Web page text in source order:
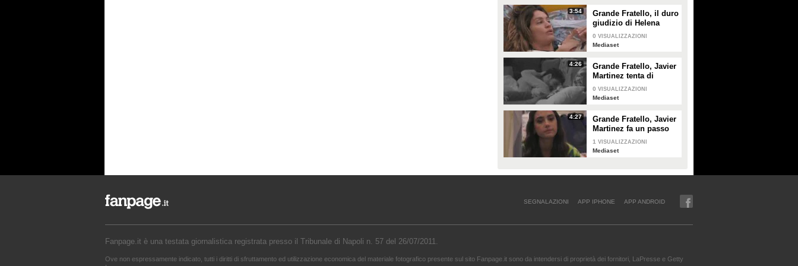
3:54
Grande Fratello, il duro
giudizio di Helena
Prestes su Zeudi Di
Palma e Javier
0 VISUALIZZAZIONI
Mediaset
4:26
Grande Fratello, Javier
Martinez tenta di
confortare Zeudi Di
Palma
0 VISUALIZZAZIONI
Mediaset
4:27
Grande Fratello, Javier
Martinez fa un passo
indietro con Zeudi Di
Palma
1 VISUALIZZAZIONI
Mediaset
SEGNALAZIONI APP IPHONE APP ANDROID
Fanpage.it è una testata giornalistica registrata presso il Tribunale di Napoli n. 57 del 26/07/2011.
Ove non espressamente indicato, tutti i diritti di sfruttamento ed utilizzazione economica del materiale fotografico presente sul sito Fanpage.it sono da intendersi di proprietà dei fornitori, LaPresse e Getty